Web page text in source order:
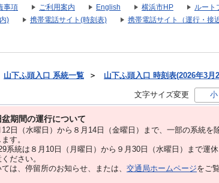
事項 ご利用案内 English 横浜市HP ルート
)
携帯電話サイト(時刻表) 携帯電話サイト（運行・接
山下ふ頭入口 系統一覧 ＞ 山下ふ頭入口 時刻表(2026年3月
文字サイズ変更 小
期間の運行について
⽇（水曜日）から８⽉14⽇（金曜日）まで、⼀部の系統を
す。
統は８月10日（月曜日）から９月30日（水曜日）まで運休
ださい。
は、停留所のお知らせ、または、 交通局ホームページをご